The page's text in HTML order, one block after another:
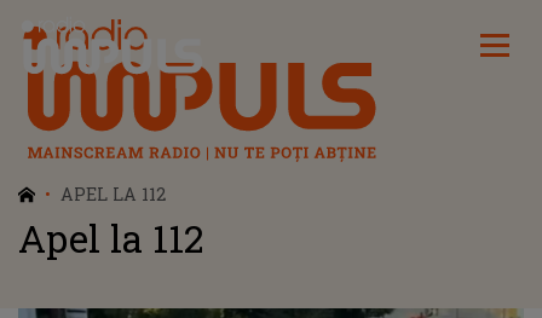
Radio Impuls
APEL LA 112
Apel la 112